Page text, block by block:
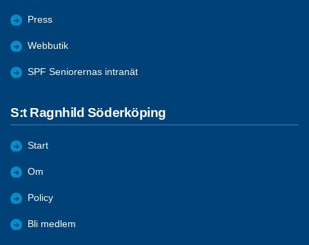
Press
Webbutik
SPF Seniorernas intranät
S:t Ragnhild Söderköping
Start
Om
Policy
Bli medlem